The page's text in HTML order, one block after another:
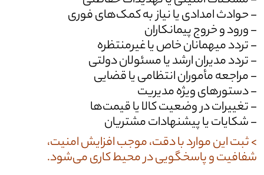
- حوادث امدادی یا نیاز به کمک‌های فوری
- ورود و خروج پیمانکاران
- تردد میهمانان خاص یا غیرمنتظره
- تردد مدیران ارشد یا مسئولان دولتی
- مراجعه مأموران انتظامی یا قضایی
- دستورهای ویژه مدیریت
- تغییرات در وضعیت کالا یا قیمت‌ها
- شکایات یا پیشنهادات مشتریان
> ثبت این موارد با دقت، موجب افزایش امنیت،
شفافیت و پاسخگویی در محیط کاری می‌شود.